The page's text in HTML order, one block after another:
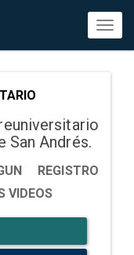
San Andrés.
REGISTRO
VIDEOS